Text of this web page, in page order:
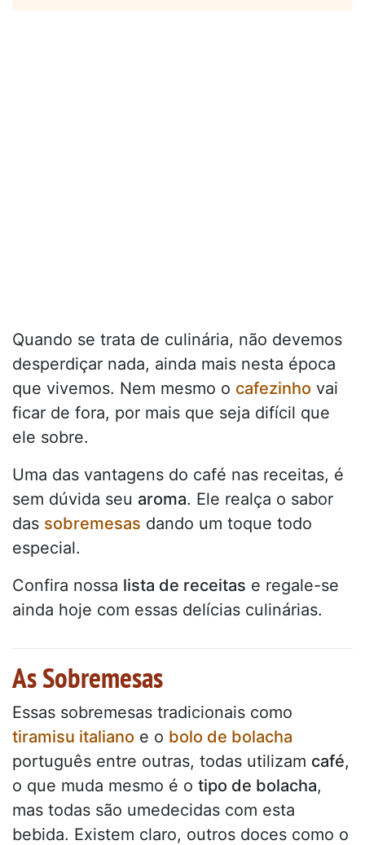
Quando se trata de culinária, não devemos
desperdiçar nada, ainda mais nesta época
que vivemos. Nem mesmo o cafezinho vai
ficar de fora, por mais que seja difícil que
ele sobre.
Uma das vantagens do café nas receitas, é
sem dúvida seu aroma. Ele realça o sabor
das sobremesas dando um toque todo
especial.
Confira nossa lista de receitas e regale-se
ainda hoje com essas delícias culinárias.
As Sobremesas
Essas sobremesas tradicionais como
tiramisu italiano e o bolo de bolacha
português entre outras, todas utilizam café,
o que muda mesmo é o tipo de bolacha,
mas todas são umedecidas com esta
bebida. Existem claro, outros doces como o